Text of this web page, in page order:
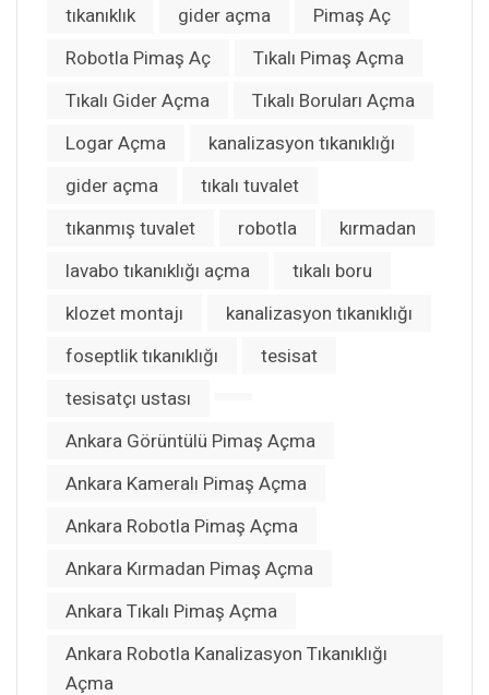
tıkanıklık
gider açma
Pimaş Aç
Robotla Pimaş Aç
Tıkalı Pimaş Açma
Tıkalı Gider Açma
Tıkalı Boruları Açma
Logar Açma
kanalizasyon tıkanıklığı
gider açma
tıkalı tuvalet
tıkanmış tuvalet
robotla
kırmadan
lavabo tıkanıklığı açma
tıkalı boru
klozet montajı
kanalizasyon tıkanıklığı
foseptlik tıkanıklığı
tesisat
tesisatçı ustası
Ankara Görüntülü Pimaş Açma
Ankara Kameralı Pimaş Açma
Ankara Robotla Pimaş Açma
Ankara Kırmadan Pimaş Açma
Ankara Tıkalı Pimaş Açma
Ankara Robotla Kanalizasyon Tıkanıklığı
Açma